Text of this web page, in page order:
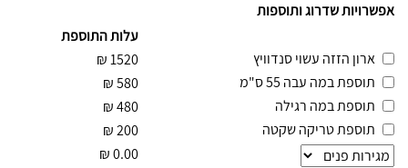
אפשרויות שדרוג ותוספות
עלות התוספת
ארון הזזה עשוי סנדוויץ
1520
₪
תוספת במה עבה 55 ס"מ
580
₪
תוספת במה רגילה
480
₪
תוספת טריקה שקטה
200
₪
0.00
₪